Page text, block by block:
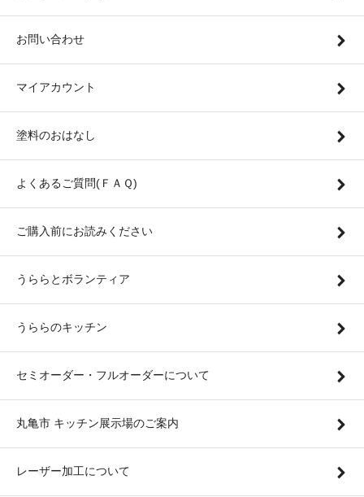
お問い合わせ
マイアカウント
塗料のおはなし
よくあるご質問(ＦＡＱ)
ご購入前にお読みください
うららとボランティア
うららのキッチン
セミオーダー・フルオーダーについて
丸亀市 キッチン展示場のご案内
レーザー加工について